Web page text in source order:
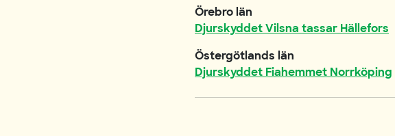
Örebro län
Djurskyddet Vilsna tassar Hällefors
Östergötlands län
Djurskyddet Fiahemmet Norrköping